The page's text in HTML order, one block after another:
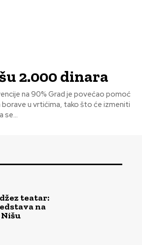
2.000 dinara
je povećao pomoć
u vrtićima, tako što će izmeniti
se...
teatar:
na